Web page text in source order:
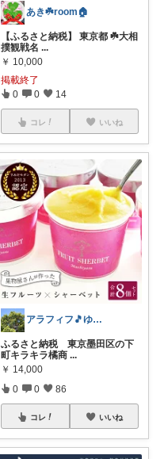
あき☘️room🏠
【ふるさと納税】 東京都 ☘️大相
撲観戦名 ...
￥ 10,000
掲載終了
0 0 14
コレ いいね
アラフィフ🎵ゆっくりコレしてます
ふるさと納税 東京墨田区の下
町キラキラ橘商 ...
￥ 14,000
0 0 86
コレ いいね